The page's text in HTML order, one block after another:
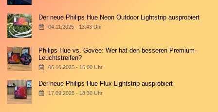
Der neue Philips Hue Neon Outdoor Lightstrip ausprobiert
04.11.2025 - 13:43 Uhr
Philips Hue vs. Govee: Wer hat den besseren Premium-
Leuchtstreifen?
06.10.2025 - 15:00 Uhr
Der neue Philips Hue Flux Lightstrip ausprobiert
17.09.2025 - 18:30 Uhr